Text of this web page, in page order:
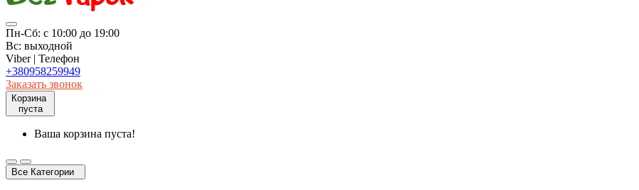
Пн-Сб: с 10:00 до 19:00
Вс: выходной
Viber | Телефон
+380958259949
Заказать звонок
Корзина
пуста
Ваша корзина пуста!
Все Категории